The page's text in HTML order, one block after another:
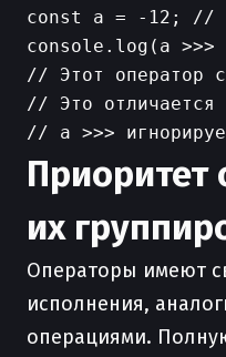
const a = -12; // в
console.log(a >>>
// Этот оператор
// Это отличается
Приоритет
их
Операторы имеют
исполнения,
операциями.